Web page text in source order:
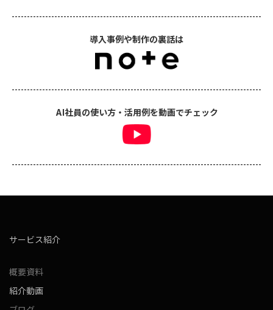
導入事例や制作の裏話は
AI社員の使い方・活用例を動画でチェック
サービス紹介
概要資料
紹介動画